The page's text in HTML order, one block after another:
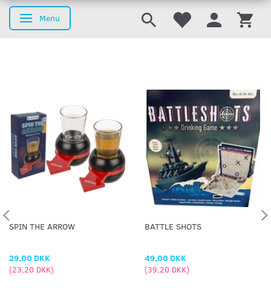
Skifte navigation
Menu
SPIN THE ARROW
29,00 DKK
(23,20 DKK)
BATTLE SHOTS
49,00 DKK
(39,20 DKK)